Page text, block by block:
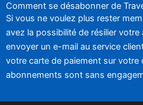
Comment se désabonner de
Si vous ne voulez plus rester
avez la possibilité de résilier
envoyer un e-mail au service
votre carte de paiement sur votre
abonnements sont sans